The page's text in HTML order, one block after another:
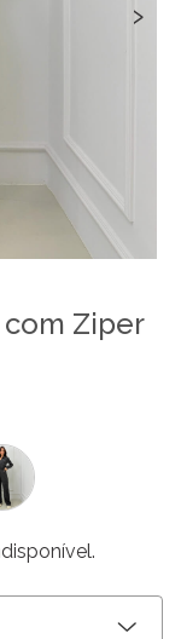
›
Ziper